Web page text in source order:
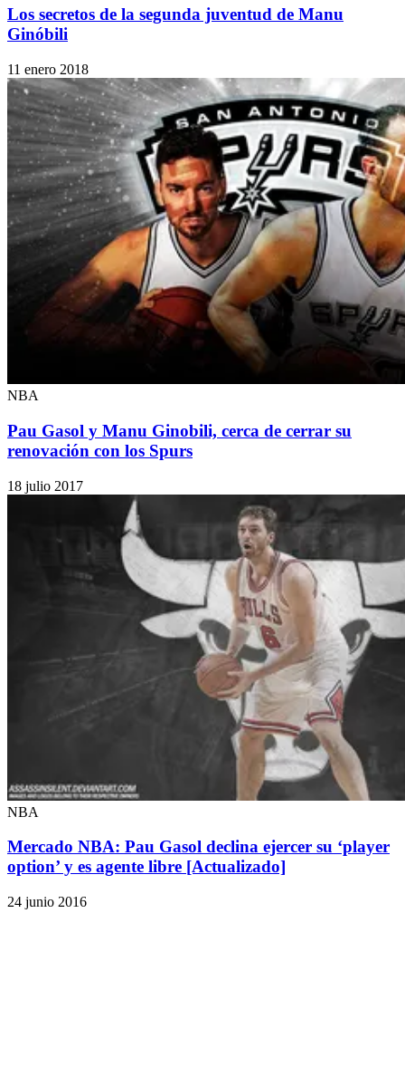
Los secretos de la segunda juventud de Manu
Ginóbili
11 enero 2018
NBA
Pau Gasol y Manu Ginobili, cerca de cerrar su
renovación con los Spurs
18 julio 2017
NBA
Mercado NBA: Pau Gasol declina ejercer su ‘player
option’ y es agente libre [Actualizado]
24 junio 2016